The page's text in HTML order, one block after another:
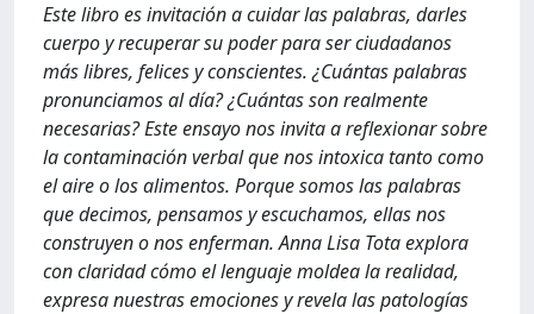
Este libro es invitación a cuidar las palabras, darles
cuerpo y recuperar su poder para ser ciudadanos
más libres, felices y conscientes. ¿Cuántas palabras
pronunciamos al día? ¿Cuántas son realmente
necesarias? Este ensayo nos invita a reflexionar sobre
la contaminación verbal que nos intoxica tanto como
el aire o los alimentos. Porque somos las palabras
que decimos, pensamos y escuchamos, ellas nos
construyen o nos enferman. Anna Lisa Tota explora
con claridad cómo el lenguaje moldea la realidad,
expresa nuestras emociones y revela las patologías